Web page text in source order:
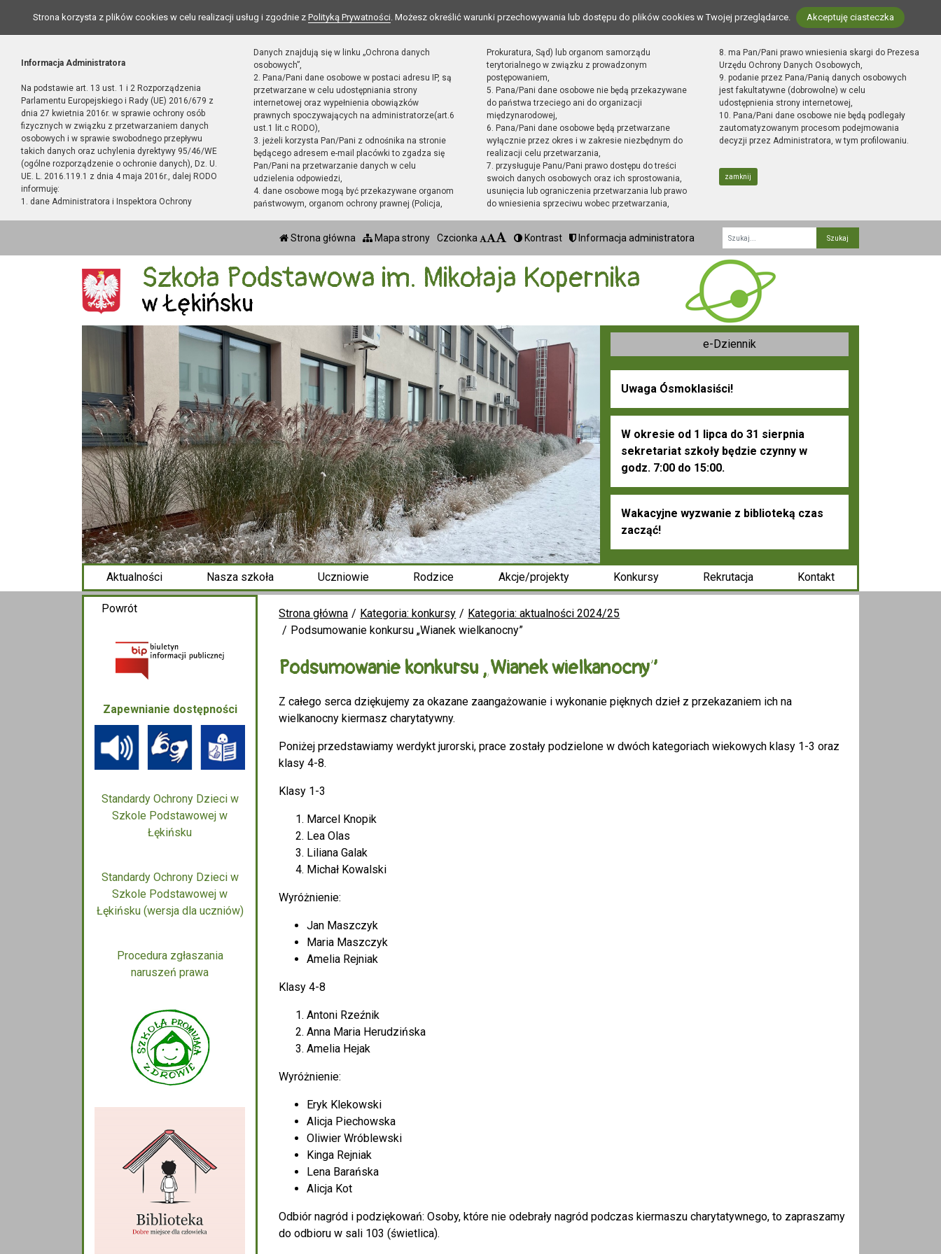
Strona korzysta z plików cookies w celu realizacji usług i zgodnie z Polityką Prywatności. Możesz określić warunki przechowywania lub dostępu do plików cookies w Twojej przeglądarce. Akceptuję ciasteczka
Informacja Administratora
Na podstawie art. 13 ust. 1 i 2 Rozporządzenia
Parlamentu Europejskiego i Rady (UE) 2016/679 z
dnia 27 kwietnia 2016r. w sprawie ochrony osób
fizycznych w związku z przetwarzaniem danych
osobowych i w sprawie swobodnego przepływu
takich danych oraz uchylenia dyrektywy 95/46/WE
(ogólne rozporządzenie o ochronie danych), Dz. U.
UE. L. 2016.119.1 z dnia 4 maja 2016r., dalej RODO
informuję:
1. dane Administratora i Inspektora Ochrony
Danych znajdują się w linku „Ochrona danych
osobowych”,
2. Pana/Pani dane osobowe w postaci adresu IP, są
przetwarzane w celu udostępniania strony
internetowej oraz wypełnienia obowiązków
prawnych spoczywających na administratorze(art.6
ust.1 lit.c RODO),
3. jeżeli korzysta Pan/Pani z odnośnika na stronie
będącego adresem e-mail placówki to zgadza się
Pan/Pani na przetwarzanie danych w celu
udzielenia odpowiedzi,
4. dane osobowe mogą być przekazywane organom
państwowym, organom ochrony prawnej (Policja,
Prokuratura, Sąd) lub organom samorządu
terytorialnego w związku z prowadzonym
postępowaniem,
5. Pana/Pani dane osobowe nie będą przekazywane
do państwa trzeciego ani do organizacji
międzynarodowej,
6. Pana/Pani dane osobowe będą przetwarzane
wyłącznie przez okres i w zakresie niezbędnym do
realizacji celu przetwarzania,
7. przysługuje Panu/Pani prawo dostępu do treści
swoich danych osobowych oraz ich sprostowania,
usunięcia lub ograniczenia przetwarzania lub prawo
do wniesienia sprzeciwu wobec przetwarzania,
8. ma Pan/Pani prawo wniesienia skargi do Prezesa
Urzędu Ochrony Danych Osobowych,
9. podanie przez Pana/Panią danych osobowych
jest fakultatywne (dobrowolne) w celu
udostępnienia strony internetowej,
10. Pana/Pani dane osobowe nie będą podlegały
zautomatyzowanym procesom podejmowania
decyzji przez Administratora, w tym profilowaniu.
zamknij
Strona główna Mapa strony Czcionka Kontrast Informacja administratora
Fraza
Szkoła Podstawowa im. Mikołaja Kopernika
w Łękińsku
e-Dziennik
Uwaga Ósmoklasiści!
W okresie od 1 lipca do 31 sierpnia
sekretariat szkoły będzie czynny w
godz. 7:00 do 15:00.
Wakacyjne wyzwanie z biblioteką czas
zacząć!
Aktualności Nasza szkoła Uczniowie Rodzice Akcje/projekty Konkursy Rekrutacja Kontakt
Strona główna Kategoria: konkursy
Kategoria: aktualności 2024/25
Podsumowanie konkursu „Wianek wielkanocny”
Podsumowanie konkursu „Wianek wielkanocny”
Z całego serca dziękujemy za okazane zaangażowanie i wykonanie pięknych dzieł z przekazaniem ich na
wielkanocny kiermasz charytatywny.
Poniżej przedstawiamy werdykt jurorski, prace zostały podzielone w dwóch kategoriach wiekowych klasy 1-3 oraz
klasy 4-8.
Klasy 1-3
Marcel Knopik
Lea Olas
Liliana Galak
Michał Kowalski
Wyróżnienie:
Jan Maszczyk
Maria Maszczyk
Amelia Rejniak
Klasy 4-8
Antoni Rzeźnik
Anna Maria Herudzińska
Amelia Hejak
Wyróżnienie:
Eryk Klekowski
Alicja Piechowska
Oliwier Wróblewski
Kinga Rejniak
Lena Barańska
Alicja Kot
Odbiór nagród i podziękowań: Osoby, które nie odebrały nagród podczas kiermaszu charytatywnego, to zapraszamy
do odbioru w sali 103 (świetlica).
Powrót
Zapewnianie dostępności
Standardy Ochrony Dzieci w
Szkole Podstawowej w
Łękińsku
Standardy Ochrony Dzieci w
Szkole Podstawowej w
Łękińsku (wersja dla uczniów)
Procedura zgłaszania
naruszeń prawa